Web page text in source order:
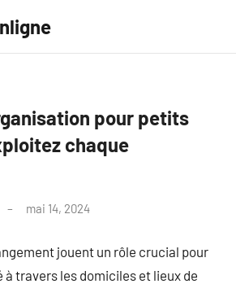
pour petits
chaque
mai 14, 2024
jouent un rôle crucial pour
travers les domiciles et lieux de